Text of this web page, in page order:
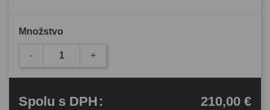
Množstvo
- +
Spolu s DPH: 210,00 €